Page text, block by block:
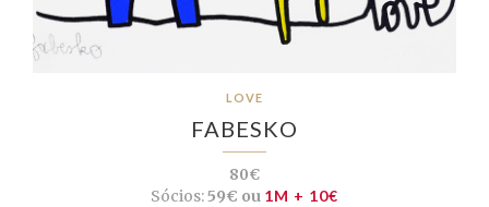
LOVE
FABESKO
80€
Sócios:59€ ou 1M + 10€